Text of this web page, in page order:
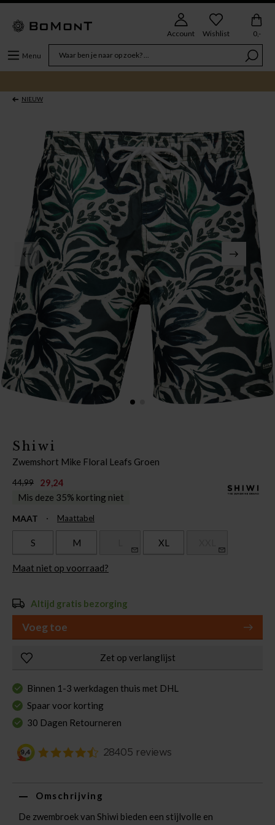
Menu
Account Wishlist 0,-
NIEUW
Shiwi
Zwemshort Mike Floral Leafs Groen
44,99
29,24
Mis deze 35% korting niet
MAAT Maattabel
S M XL
Maat niet op voorraad?
Altijd gratis bezorging
Voeg toe
Zet op verlanglijst
Binnen 1-3 werkdagen thuis met DHL
Spaar voor korting
30 Dagen Retourneren
Omschrijving
De zwembroek van Shiwi bieden een stijlvolle en